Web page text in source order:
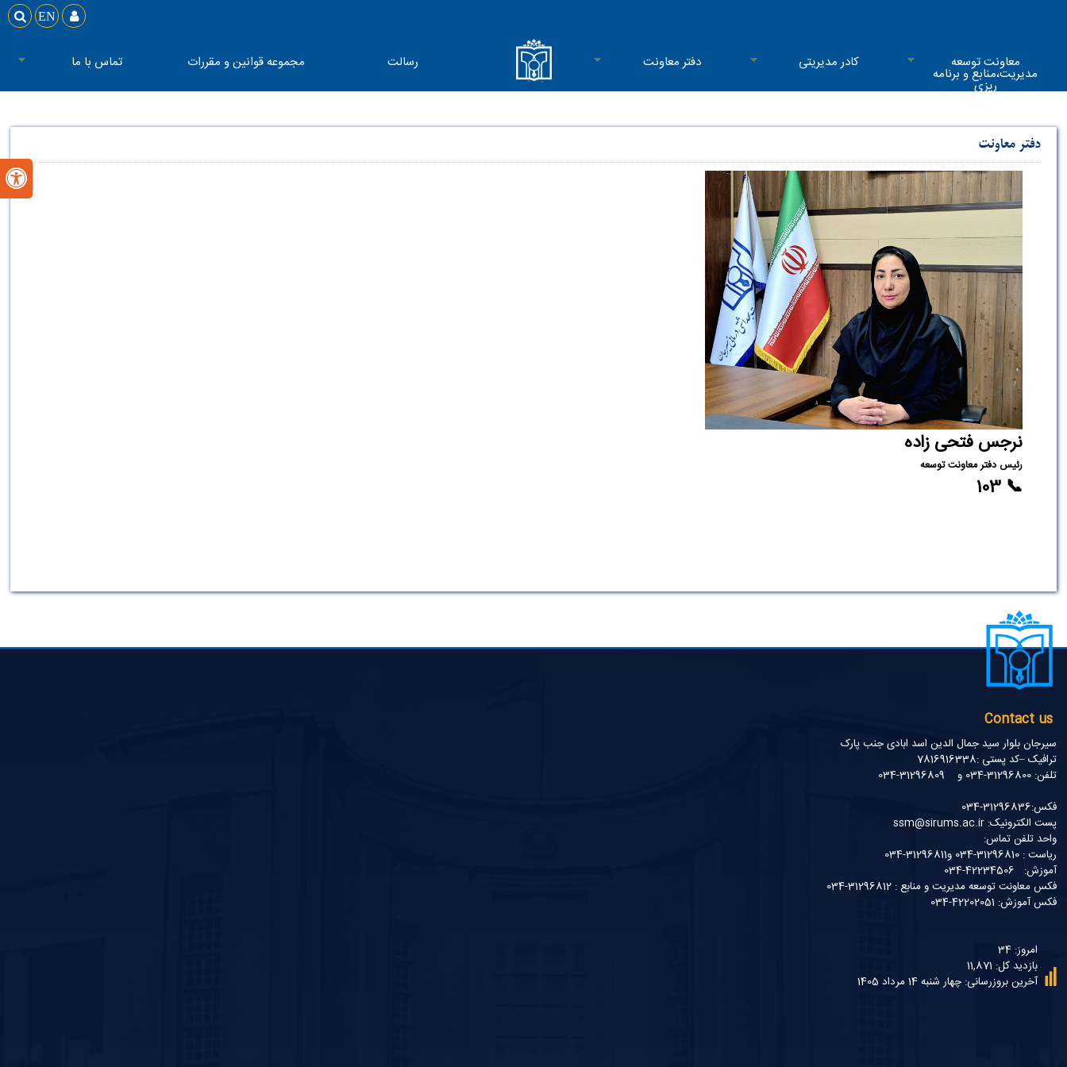
 EN 
معاونت توسعه
مدیریت،منابع و برنامه
ریزی
کادر مدیریتی دفتر معاونت رسالت مجموعه قوانین و مقررات تماس با ما
دفتر معاونت
نرجس فتحی زاده
رئیس دفتر معاونت توسعه
📞 103
Contact us
سیرجان بلوار سید جمال الدین اسد ابادی جنب پارک
ترافیک –کد پستی :7816916338
تلفن: 31296800-034 و 31296809-034
فکس:31296836-034
پست الکترونیک: ssm@sirums.ac.ir
واحد تلفن تماس:
ریاست : 31296810-034 و31296811-034
آموزش: 42234506-034
فکس معاونت توسعه مدیریت و منابع : 31296812-034
فکس آموزش: 42202051-034
امروز: 34
بازدید کل: 11,871
آخرین بروزرسانی: چهار شنبه 14 مرداد 1405
